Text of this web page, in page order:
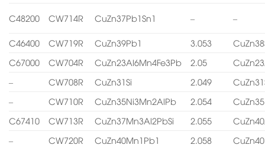
C48200 CW714R CuZn37Pb1Sn1 – –
C46400 CW719R CuZn39Pb1 3.053
C67000
CW704R CuZn23Al6Mn4Fe3Pb 2.05
–
CW708R CuZn31Si 2.049
–
CW710R CuZn35Ni3Mn2AlPb 2.054
C67410
CW713R CuZn37Mn3Al2PbSi 2.055
–
CW720R CuZn40Mn1Pb1 2.058